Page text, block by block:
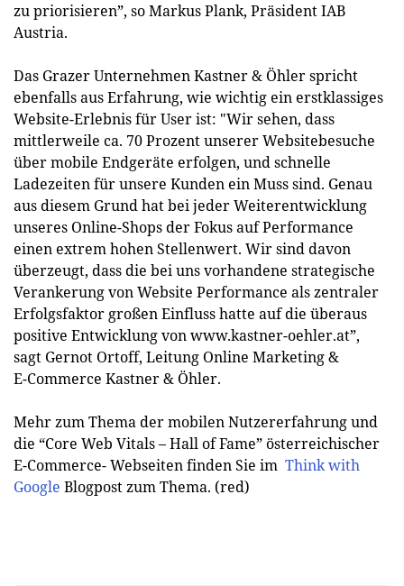
zu priorisieren”, so Markus Plank, Präsident IAB
Austria.
Das Grazer Unternehmen Kastner & Öhler spricht
ebenfalls aus Erfahrung, wie wichtig ein erstklassiges
Website-Erlebnis für User ist: "Wir sehen, dass
mittlerweile ca. 70 Prozent unserer Websitebesuche
über mobile Endgeräte erfolgen, und schnelle
Ladezeiten für unsere Kunden ein Muss sind. Genau
aus diesem Grund hat bei jeder Weiterentwicklung
unseres Online-Shops der Fokus auf Performance
einen extrem hohen Stellenwert. Wir sind davon
überzeugt, dass die bei uns vorhandene strategische
Verankerung von Website Performance als zentraler
Erfolgsfaktor großen Einfluss hatte auf die überaus
positive Entwicklung von www.kastner-oehler.at”,
sagt Gernot Ortoff, Leitung Online Marketing &
E-Commerce Kastner & Öhler.
Mehr zum Thema der mobilen Nutzererfahrung und
die “Core Web Vitals – Hall of Fame” österreichischer
E-Commerce- Webseiten finden Sie im Think with
Google Blogpost zum Thema. (red)